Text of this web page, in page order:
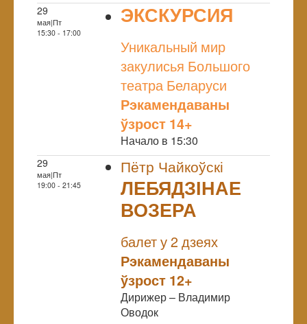
29
мая|Пт
15:30 - 17:00
ЭКСКУРСИЯ
Уникальный мир
закулисья Большого
театра Беларуси
Рэкамендаваны
ўзрост 14+
Начало в 15:30
29
мая|Пт
19:00 - 21:45
Пётр Чайкоўскі
ЛЕБЯДЗІНАЕ
ВОЗЕРА
балет у 2 дзеях
Рэкамендаваны
ўзрост 12+
Дирижер – Владимир
Оводок